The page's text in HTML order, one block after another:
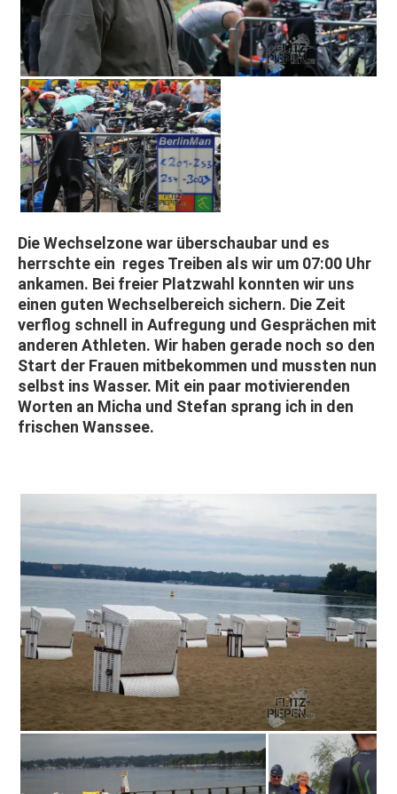
Die Wechselzone war überschaubar und es
herrschte ein reges Treiben als wir um 07:00 Uhr
ankamen. Bei freier Platzwahl konnten wir uns
einen guten Wechselbereich sichern. Die Zeit
verflog schnell in Aufregung und Gesprächen mit
anderen Athleten. Wir haben gerade noch so den
Start der Frauen mitbekommen und mussten nun
selbst ins Wasser. Mit ein paar motivierenden
Worten an Micha und Stefan sprang ich in den
frischen Wanssee.